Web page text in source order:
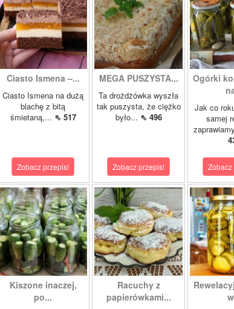
Ciasto Ismena –...
Ciasto Ismena na dużą
blachę z bitą
śmietaną,... ⇖ 517
Zobacz przepis!
MEGA PUSZYSTA...
Ta drożdżówka wyszła
tak puszysta, że ciężko
było... ⇖ 496
Zobacz przepis!
Ogórki
Jak co
samej
Kiszone inaczej,
po...
Racuchy z
papierówkami...